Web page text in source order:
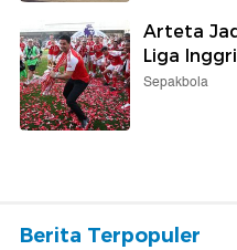
Arteta
Liga
Sepakbola
Berita Terpopuler